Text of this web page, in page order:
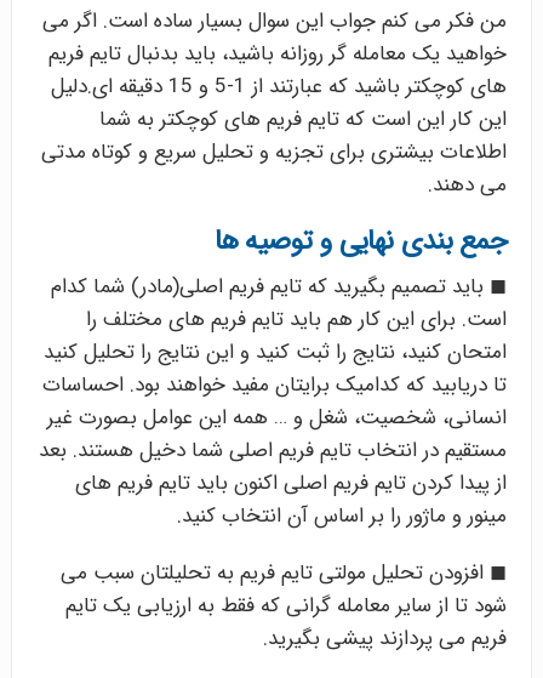
من فکر می کنم جواب این سوال بسیار ساده است. اگر می
خواهید یک معامله گر روزانه باشید، باید بدنبال تایم فریم
های کوچکتر باشید که عبارتند از 1-5 و 15 دقیقه ای.دلیل
این کار این است که تایم فریم های کوچکتر به شما
اطلاعات بیشتری برای تجزیه و تحلیل سریع و کوتاه مدتی
می دهند.
جمع بندی نهایی و توصیه ها
◼ باید تصمیم بگیرید که تایم فریم اصلی(مادر) شما کدام
است. برای این کار هم باید تایم فریم های مختلف را
امتحان کنید، نتایج را ثبت کنید و این نتایج را تحلیل کنید
تا دریابید که کدامیک برایتان مفید خواهند بود. احساسات
انسانی، شخصیت، شغل و … همه این عوامل بصورت غیر
مستقیم در انتخاب تایم فریم اصلی شما دخیل هستند. بعد
از پیدا کردن تایم فریم اصلی اکنون باید تایم فریم های
مینور و ماژور را بر اساس آن انتخاب کنید.
◼ افزودن تحلیل مولتی تایم فریم به تحلیلتان سبب می
شود تا از سایر معامله گرانی که فقط به ارزیابی یک تایم
فریم می پردازند پیشی بگیرید.